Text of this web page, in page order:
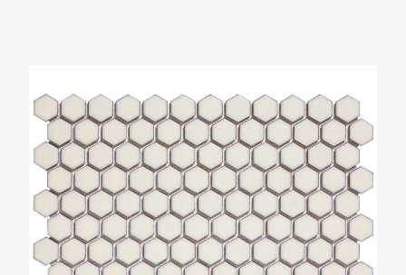
Glans Zeshoek 23x26mm